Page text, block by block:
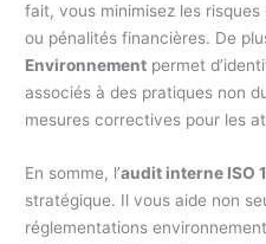
fait, vous minimisez les risques
ou pénalités financières. De
Environnement permet
associés à des pratiques non
mesures correctives pour les
En somme, l’audit interne ISO
stratégique. Il vous aide non
réglementations